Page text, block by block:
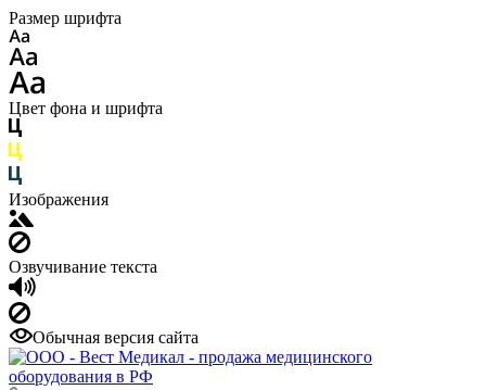
Размер шрифта
Цвет фона и шрифта
Изображения
Озвучивание текста
Обычная версия сайта